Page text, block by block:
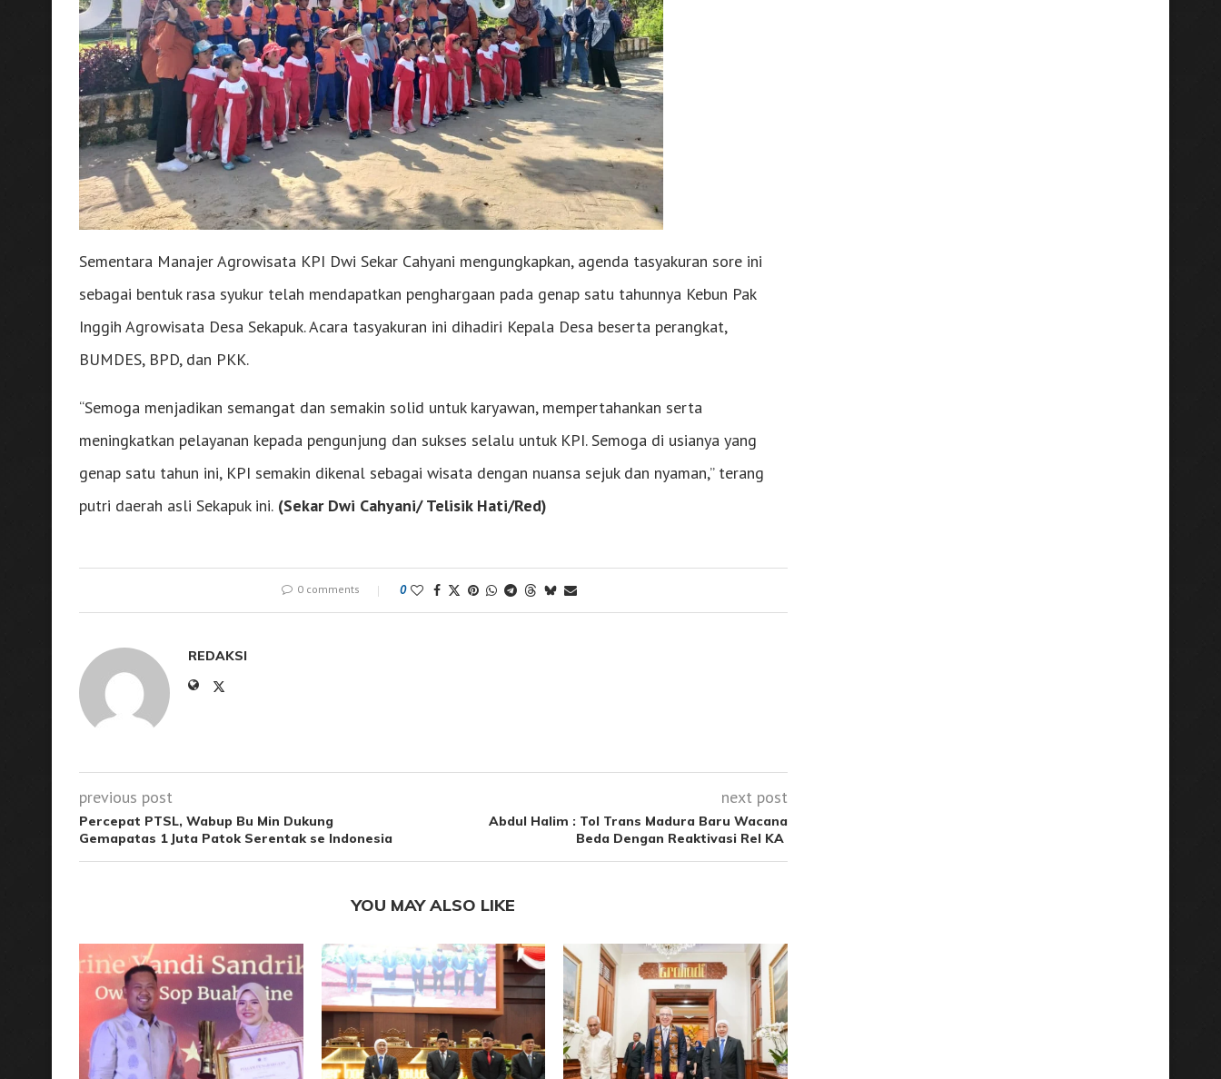
Sementara Manajer Agrowisata KPI Dwi Sekar Cahyani mengungkapkan, agenda tasyakuran sore ini
sebagai bentuk rasa syukur telah mendapatkan penghargaan pada genap satu tahunnya Kebun Pak
Inggih Agrowisata Desa Sekapuk. Acara tasyakuran ini dihadiri Kepala Desa beserta perangkat,
BUMDES, BPD, dan PKK.
“Semoga menjadikan semangat dan semakin solid untuk karyawan, mempertahankan serta
meningkatkan pelayanan kepada pengunjung dan sukses selalu untuk KPI. Semoga di usianya yang
genap satu tahun ini, KPI semakin dikenal sebagai wisata dengan nuansa sejuk dan nyaman,” terang
putri daerah asli Sekapuk ini. (Sekar Dwi Cahyani/ Telisik Hati/Red)
0 comments 0
REDAKSI
previous post
Percepat PTSL, Wabup Bu Min Dukung
Gemapatas 1 Juta Patok Serentak se Indonesia
next post
Abdul Halim : Tol Trans Madura Baru Wacana
Beda Dengan Reaktivasi Rel KA
YOU MAY ALSO LIKE